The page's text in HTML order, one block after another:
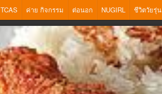
TCAS ค่าย กิจกรรม ต่อนอก NUGIRL ชีวิตวัยรุ่น